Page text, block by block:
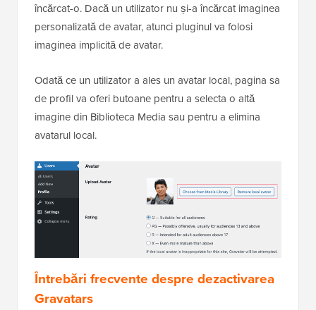
încărcat-o. Dacă un utilizator nu și-a încărcat imaginea
personalizată de avatar, atunci pluginul va folosi
imaginea implicită de avatar.
Odată ce un utilizator a ales un avatar local, pagina sa
de profil va oferi butoane pentru a selecta o altă
imagine din Biblioteca Media sau pentru a elimina
avatarul local.
Întrebări frecvente despre dezactivarea
Gravatars